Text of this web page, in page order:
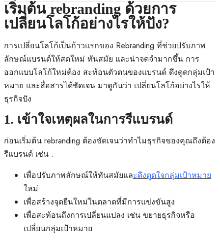
เริ่มต้น rebranding ด้วยการ
เปลี่ยนโลโก้อย่างไรให้ปัง?
การเปลี่ยนโลโก้เป็นก้าวแรกของ Rebranding ที่ช่วยปรับภาพ
ลักษณ์แบรนด์ให้สดใหม่ ทันสมัย และน่าจดจำมากขึ้น การ
ออกแบบโลโก้ใหม่ต้อง สะท้อนตัวตนของแบรนด์ ดึงดูดกลุ่มเป้า
หมาย และสื่อสารได้ชัดเจน มาดูกันว่า เปลี่ยนโลโก้อย่างไรให้
ธุรกิจปัง
1. เข้าใจเหตุผลในการรีแบรนด์
ก่อนเริ่มต้น rebranding ต้องชัดเจนว่าทำไมธุรกิจของคุณถึงต้อง
รีแบรนด์ เช่น :
เพื่อปรับภาพลักษณ์ให้ทันสมัยและดึงดูดใจกลุ่มเป้าหมาย
ใหม่
เพื่อสร้างจุดยืนใหม่ในตลาดที่มีการแข่งขันสูง
เพื่อสะท้อนถึงการเปลี่ยนแปลง เช่น ขยายธุรกิจหรือ
เปลี่ยนกลุ่มเป้าหมาย